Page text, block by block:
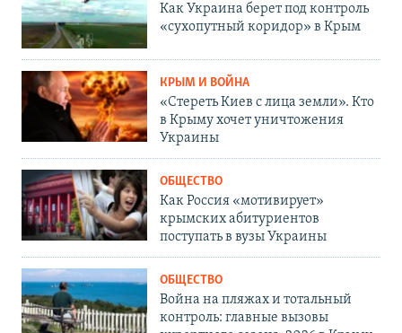
Как Украина берет под контроль
«сухопутный коридор» в Крым
КРЫМ И ВОЙНА
«Стереть Киев с лица земли». Кто
в Крыму хочет уничтожения
Украины
ОБЩЕСТВО
Как Россия «мотивирует»
крымских абитуриентов
поступать в вузы Украины
ОБЩЕСТВО
Война на пляжах и тотальный
контроль: главные вызовы